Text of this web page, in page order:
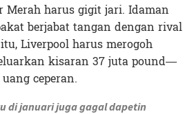
Merah harus gigit jari. Idaman
berjabat tangan dengan rival
Liverpool harus merogoh
kisaran 37 juta pound—
ceperan.
di januari juga gagal dapetin